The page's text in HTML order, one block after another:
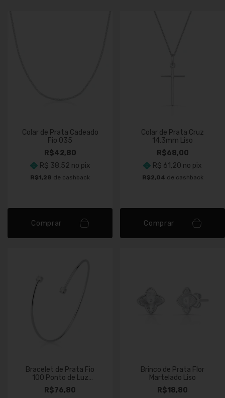
Colar de Prata Cadeado
Fio 035
R$42,80
R$ 38,52 no pix
R$1,28 de cashback
Comprar
Colar de Prata Cruz
14,3mm Liso
R$68,00
R$ 61,20 no pix
R$2,04 de cashback
Comprar
Bracelet de Prata Fio
100 Ponto de Luz
Quadrado Cristal
R$76,80
Brinco de Prata Flor
Martelado Liso
R$18,80